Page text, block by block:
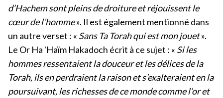
d’Hachem sont pleins de droiture et réjouissent le
cœur de l’homme». Il est également mentionné dans
un autre verset : « Sans Ta Torah qui est mon jouet».
Le Or Ha 'Haïm Hakadoch écrit à ce sujet : « Si les
hommes ressentaient la douceur et les délices de la
Torah, ils en perdraient la raison et s’exalteraient en la
poursuivant, les richesses de ce monde comme l’or et